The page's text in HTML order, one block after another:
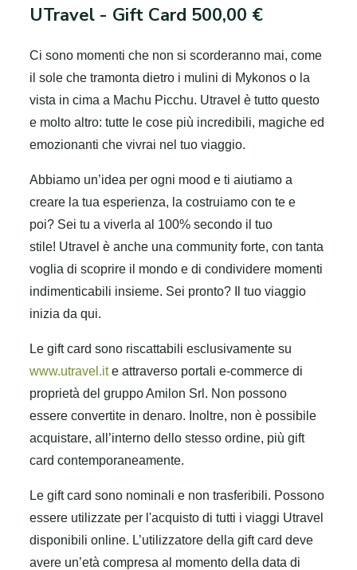
UTravel - Gift Card 500,00 €
Ci sono momenti che non si scorderanno mai, come
il sole che tramonta dietro i mulini di Mykonos o la
vista in cima a Machu Picchu. Utravel è tutto questo
e molto altro: tutte le cose più incredibili, magiche ed
emozionanti che vivrai nel tuo viaggio.
Abbiamo un’idea per ogni mood e ti aiutiamo a
creare la tua esperienza, la costruiamo con te e
poi? Sei tu a viverla al 100% secondo il tuo
stile! Utravel è anche una community forte, con tanta
voglia di scoprire il mondo e di condividere momenti
indimenticabili insieme. Sei pronto? Il tuo viaggio
inizia da qui.
Le gift card sono riscattabili esclusivamente su
www.utravel.ite attraverso portali e-commerce di
proprietà del gruppo Amilon Srl. Non possono
essere convertite in denaro. Inoltre, non è possibile
acquistare, all’interno dello stesso ordine, più gift
card contemporaneamente.
Le gift card sono nominali e non trasferibili. Possono
essere utilizzate per l'acquisto di tutti i viaggi Utravel
disponibili online. L’utilizzatore della gift card deve
avere un’età compresa al momento della data di